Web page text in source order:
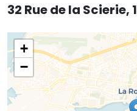
32 Rue de la Scierie,
+
−